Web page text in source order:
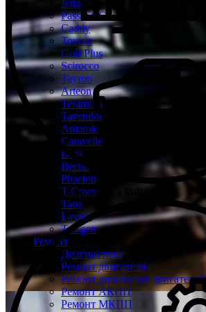
Jetta
Passat CC
Caddy
Touran
Golf Plus
Scirocco
Tayron
Arteon
Teramont
Tavendor
Amarok
Caravelle
Bora
Beetle
Phaeton
T-Cross
Taos
Lavida
Talagon
Ремонт
Диагностика
Ремонт двигателя
Ремонт дизельных двигателей
Ремонт АКПП
Ремонт МКПП
Бесплатная диагностика Volkswagen